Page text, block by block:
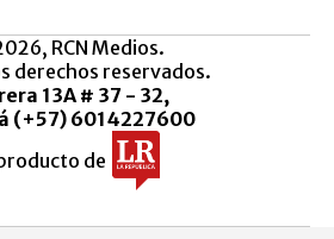
RCN Medios.
derechos reservados.
13A # 37 - 32,
(+57) 6014227600
de